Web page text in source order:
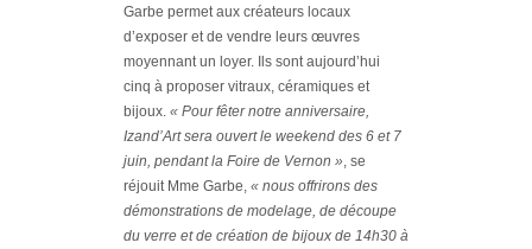
Garbe permet aux créateurs locaux
d’exposer et de vendre leurs œuvres
moyennant un loyer. Ils sont aujourd’hui
cinq à proposer vitraux, céramiques et
bijoux. « Pour fêter notre anniversaire,
Izand’Art sera ouvert le weekend des 6 et 7
juin, pendant la Foire de Vernon », se
réjouit Mme Garbe, « nous offrirons des
démonstrations de modelage, de découpe
du verre et de création de bijoux de 14h30 à